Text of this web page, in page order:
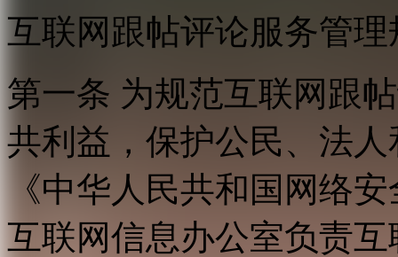
互联网跟帖评论服务管理
第一条 为规范互联网跟
共利益，保护公民、法
《中华人民共和国网络
互联网信息办公室负责